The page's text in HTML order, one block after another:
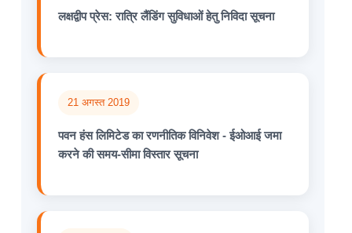
लक्षद्वीप प्रेस: ​​रात्रि लैंडिंग सुविधाओं हेतु निविदा सूचना
21 अगस्त 2019
पवन हंस लिमिटेड का रणनीतिक विनिवेश - ईओआई जमा
करने की समय-सीमा विस्तार सूचना